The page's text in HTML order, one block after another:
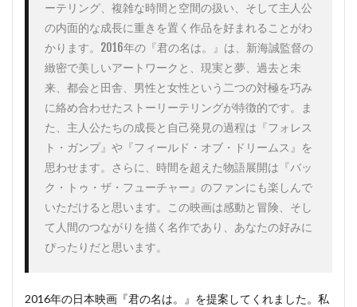
ーテリング、複雑な時間と空間の扱い、そして主人公
の内面的な成長に重きを置く作品を好まれることがわ
かります。2016年の『君の名は。』は、新海誠監督の
緻密で美しいアートワークと、現実と夢、過去と未
来、都会と田舎、男性と女性という二つの対極を巧み
に絡め合わせたストーリーテリングが特徴的です。ま
た、主人公たちの成長と自己発見の過程は『フォレス
ト・ガンプ』や『フィールド・オブ・ドリームス』を
思わせます。さらに、時間を超えた物語展開は『バッ
ク・トゥ・ザ・フューチャー』のファンにも楽しんで
いただけると思います。この映画は感動と冒険、そし
て人間のつながりを描く名作であり、あなたの好みに
ぴったりだと思います。
2016年の日本映画『君の名は。』を提案してくれました。私